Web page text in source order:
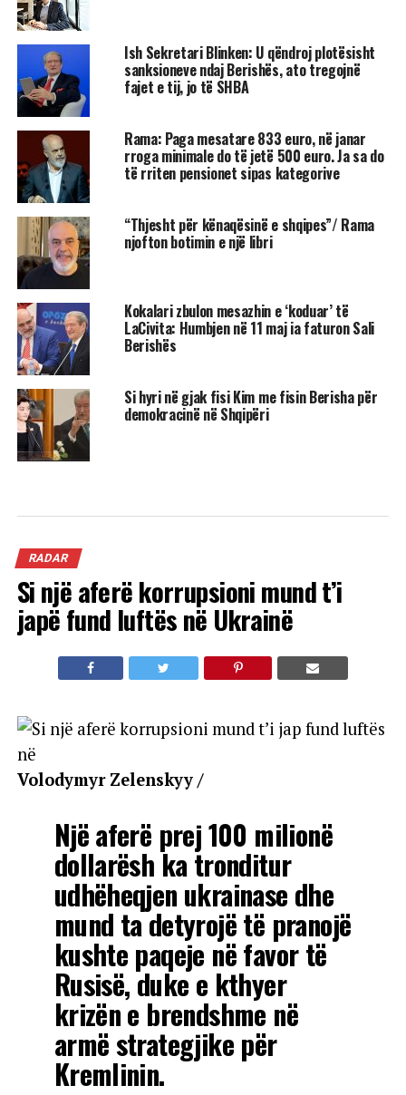
Ish Sekretari Blinken: U qëndroj plotësisht
sanksioneve ndaj Berishës, ato tregojnë
fajet e tij, jo të SHBA
Rama: Paga mesatare 833 euro, në janar
rroga minimale do të jetë 500 euro. Ja sa do
të rriten pensionet sipas kategorive
“Thjesht për kënaqësinë e shqipes”/ Rama
njofton botimin e një libri
Kokalari zbulon mesazhin e ‘koduar’ të
LaCivita: Humbjen në 11 maj ia faturon Sali
Berishës
Si hyri në gjak fisi Kim me fisin Berisha për
demokracinë në Shqipëri
RADAR
Si një aferë korrupsioni mund t’i
japë fund luftës në Ukrainë
Volodymyr Zelenskyy /
Një aferë prej 100 milionë
dollarësh ka tronditur
udhëheqjen ukrainase dhe
mund ta detyrojë të pranojë
kushte paqeje në favor të
Rusisë, duke e kthyer
krizën e brendshme në
armë strategjike për
Kremlinin.